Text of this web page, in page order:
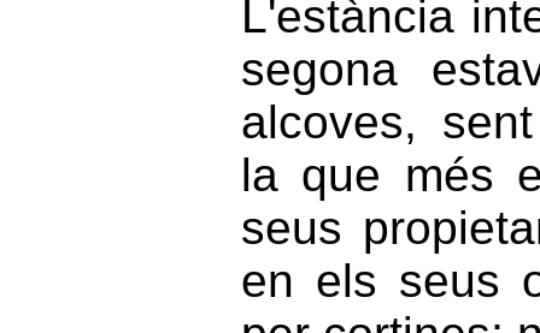
L'estància
segona
alcoves,
la que més
seus
en els seus